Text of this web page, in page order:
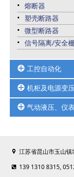
熔断器
塑壳断路器
微型断路器
信号隔离/安全
工控自动化
HMI人机界面
PLC可编程控制
变频器及变频配
伺服电机
机柜及电源变
UPS不间断电
机柜空调
以太网交换机
气动液压、仪
气缸气阀真空
压力温度液位
扎带线槽端子
江苏省昆山市玉山
139 1310 8315,